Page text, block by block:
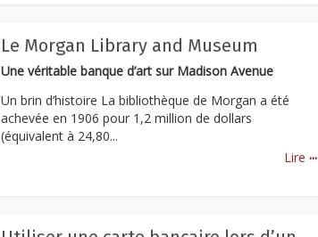
Le Morgan Library and Museum
Une véritable banque d’art sur Madison Avenue
Un brin d’histoire La bibliothèque de Morgan a été
achevée en 1906 pour 1,2 million de dollars
(équivalent à 24,80...
Lire ...